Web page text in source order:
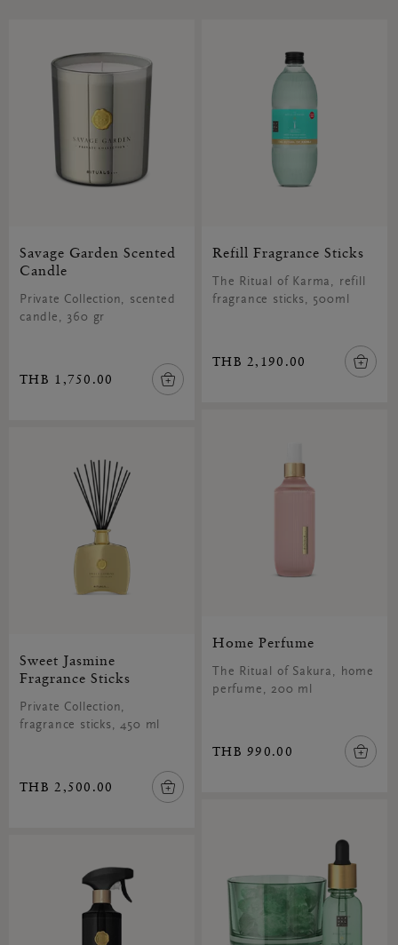
Savage Garden Scented
Candle
Private Collection, scented
candle, 360 gr
THB 1,750.00
Refill Fragrance Sticks
The Ritual of Karma, refill
fragrance sticks, 500ml
THB 2,190.00
Home Perfume
The Ritual of Sakura, home
perfume, 200 ml
THB 990.00
Sweet Jasmine
Fragrance Sticks
Private Collection,
fragrance sticks, 450 ml
THB 2,500.00